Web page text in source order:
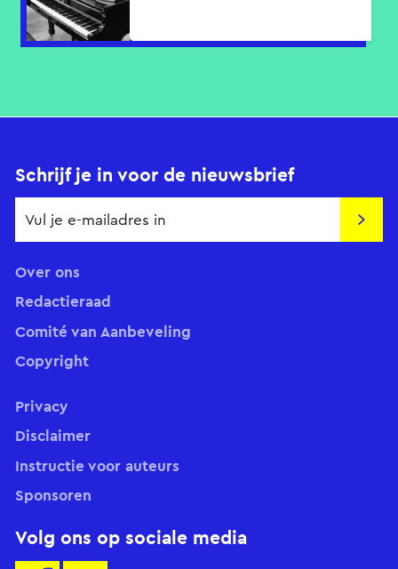
Schrijf je in voor de nieuwsbrief
Over ons
Redactieraad
Comité van Aanbeveling
Copyright
Volg ons op sociale media
Privacy
Disclaimer
Instructie voor auteurs
Sponsoren